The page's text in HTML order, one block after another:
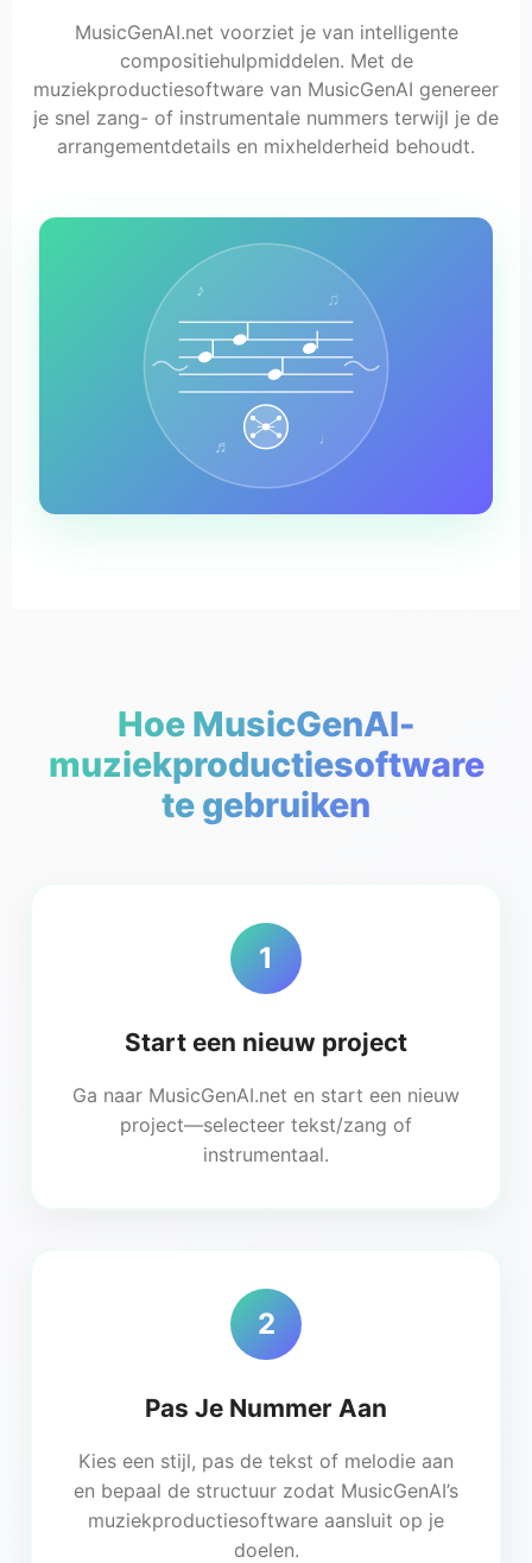
MusicGenAI.net voorziet je van intelligente
compositiehulpmiddelen. Met de
muziekproductiesoftware van MusicGenAI genereer
je snel zang- of instrumentale nummers terwijl je de
arrangementdetails en mixhelderheid behoudt.
♪ ♫
♬ ♩
Hoe MusicGenAI-
muziekproductiesoftware
te gebruiken
1
Start een nieuw project
Ga naar MusicGenAI.net en start een nieuw
project—selecteer tekst/zang of
instrumentaal.
2
Pas Je Nummer Aan
Kies een stijl, pas de tekst of melodie aan
en bepaal de structuur zodat MusicGenAI’s
muziekproductiesoftware aansluit op je
doelen.